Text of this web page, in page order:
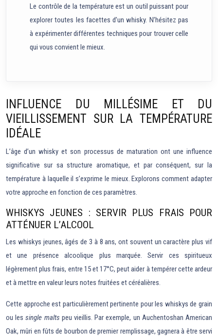
Le contrôle de la température est un outil puissant pour
explorer toutes les facettes d’un whisky. N’hésitez pas
à expérimenter différentes techniques pour trouver celle
qui vous convient le mieux.
INFLUENCE DU MILLÉSIME ET DU
VIEILLISSEMENT SUR LA TEMPÉRATURE
IDÉALE
L’âge d’un whisky et son processus de maturation ont une influence
significative sur sa structure aromatique, et par conséquent, sur la
température à laquelle il s’exprime le mieux. Explorons comment adapter
votre approche en fonction de ces paramètres.
WHISKYS JEUNES : SERVIR PLUS FRAIS POUR
ATTÉNUER L’ALCOOL
Les whiskys jeunes, âgés de 3 à 8 ans, ont souvent un caractère plus vif
et une présence alcoolique plus marquée. Servir ces spiritueux
légèrement plus frais, entre 15 et 17°C, peut aider à tempérer cette ardeur
et à mettre en valeur leurs notes fruitées et céréalières.
Cette approche est particulièrement pertinente pour les whiskys de grain
ou lessingle malts peu vieillis. Par exemple, un Auchentoshan American
Oak, mûri en fûts de bourbon de premier remplissage, gagnera à être servi